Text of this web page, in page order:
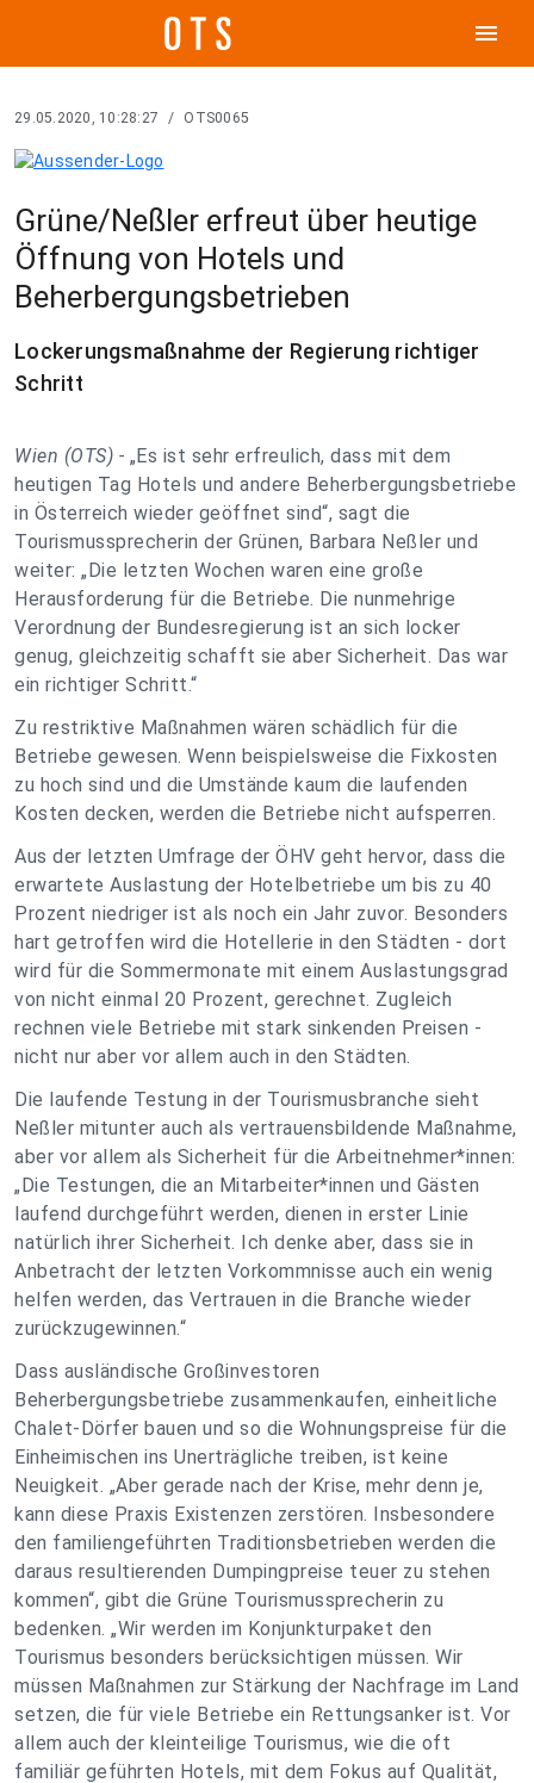
menu
29.05.2020, 10:28:27 / OTS0065
Grüne/Neßler erfreut über heutige
Öffnung von Hotels und
Beherbergungsbetrieben
Lockerungsmaßnahme der Regierung richtiger
Schritt
Wien (OTS) - „Es ist sehr erfreulich, dass mit dem
heutigen Tag Hotels und andere Beherbergungsbetriebe
in Österreich wieder geöffnet sind“, sagt die
Tourismussprecherin der Grünen, Barbara Neßler und
weiter: „Die letzten Wochen waren eine große
Herausforderung für die Betriebe. Die nunmehrige
Verordnung der Bundesregierung ist an sich locker
genug, gleichzeitig schafft sie aber Sicherheit. Das war
ein richtiger Schritt.“
Zu restriktive Maßnahmen wären schädlich für die
Betriebe gewesen. Wenn beispielsweise die Fixkosten
zu hoch sind und die Umstände kaum die laufenden
Kosten decken, werden die Betriebe nicht aufsperren.
Aus der letzten Umfrage der ÖHV geht hervor, dass die
erwartete Auslastung der Hotelbetriebe um bis zu 40
Prozent niedriger ist als noch ein Jahr zuvor. Besonders
hart getroffen wird die Hotellerie in den Städten - dort
wird für die Sommermonate mit einem Auslastungsgrad
von nicht einmal 20 Prozent, gerechnet. Zugleich
rechnen viele Betriebe mit stark sinkenden Preisen -
nicht nur aber vor allem auch in den Städten.
Die laufende Testung in der Tourismusbranche sieht
Neßler mitunter auch als vertrauensbildende Maßnahme,
aber vor allem als Sicherheit für die Arbeitnehmer*innen:
„Die Testungen, die an Mitarbeiter*innen und Gästen
laufend durchgeführt werden, dienen in erster Linie
natürlich ihrer Sicherheit. Ich denke aber, dass sie in
Anbetracht der letzten Vorkommnisse auch ein wenig
helfen werden, das Vertrauen in die Branche wieder
zurückzugewinnen.“
Dass ausländische Großinvestoren
Beherbergungsbetriebe zusammenkaufen, einheitliche
Chalet-Dörfer bauen und so die Wohnungspreise für die
Einheimischen ins Unerträgliche treiben, ist keine
Neuigkeit. „Aber gerade nach der Krise, mehr denn je,
kann diese Praxis Existenzen zerstören. Insbesondere
den familiengeführten Traditionsbetrieben werden die
daraus resultierenden Dumpingpreise teuer zu stehen
kommen“, gibt die Grüne Tourismussprecherin zu
bedenken. „Wir werden im Konjunkturpaket den
Tourismus besonders berücksichtigen müssen. Wir
müssen Maßnahmen zur Stärkung der Nachfrage im Land
setzen, die für viele Betriebe ein Rettungsanker ist. Vor
allem auch der kleinteilige Tourismus, wie die oft
familiär geführten Hotels, mit dem Fokus auf Qualität,